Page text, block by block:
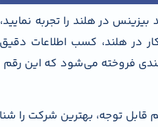
در هلند را تجربه
در هلند، کسب اطلاعات دقیق
فروخته می‌شود که این
توجه، بهترین شرکت را